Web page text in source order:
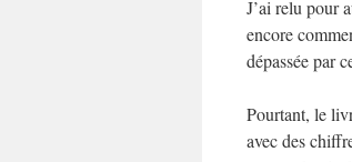
J’ai relu pour
encore
dépassée par
Pourtant, le
avec des